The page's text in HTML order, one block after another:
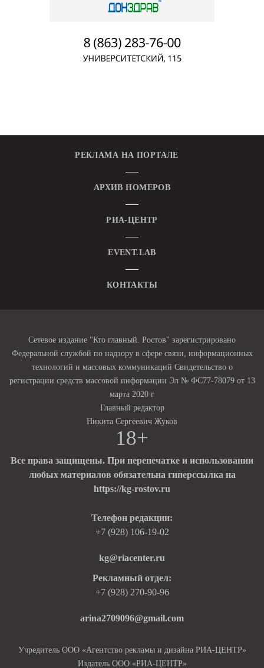
РЕКЛАМА НА ПОРТАЛЕ
АРХИВ НОМЕРОВ
РИА-ЦЕНТР
EVENT.LAB
КОНТАКТЫ
Сетевое издание "Кто главный. Ростов" зарегистрировано
Федеральной службой по надзору в сфере связи, информационных
технологий и массовых коммуникаций Свидетельство о
регистрации средств массовой информации Эл № ФС77-78079 от 13
марта 2020 г
Главный редактор
Никита Сергеевич Жуков
18+
Все права защищены. При перепечатке и использовании
любых материалов обязательна гиперссылка на
https://kg-rostov.ru
Телефон редакции:
+7 (928) 106-19-02
kg@riacenter.ru
Рекламный отдел:
+7 (928) 270-90-96
arina2709096@gmail.com
Учредитель ООО «Агентство рекламы и дизайна РИА-ЦЕНТР»
Издатель ООО «РИА-ЦЕНТР»